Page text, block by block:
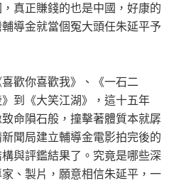
真正賺錢的也是中國，好康的
導金就當個冤大頭任朱延平予
歡你喜歡我》、《一石二
到《大笑江湖》，這十五年
命隕石般，撞擊著體質本就孱
聞局建立輔導金電影拍完後的
與評鑑結果了。究竟是哪些深
、製片，願意相信朱延平，一